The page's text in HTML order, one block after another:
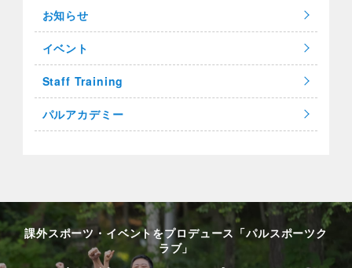
お知らせ
イベント
Staff Training
パルアカデミー
課外スポーツ・イベントをプロデュース「パルスポーツク
ラブ」